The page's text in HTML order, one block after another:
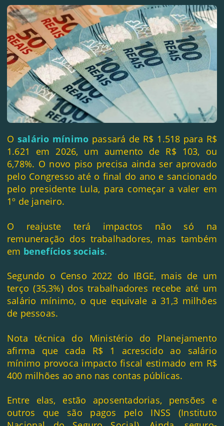
O salário mínimo passará de R$ 1.518 para R$
1.621 em 2026, um aumento de R$ 103, ou
6,78%. O novo piso precisa ainda ser aprovado
pelo Congresso até o final do ano e sancionado
pelo presidente Lula, para começar a valer em
1º de janeiro.
O reajuste terá impactos não só na
remuneração dos trabalhadores, mas também
em benefícios sociais.
Segundo o Censo 2022 do IBGE, mais de um
terço (35,3%) dos trabalhadores recebe até um
salário mínimo, o que equivale a 31,3 milhões
de pessoas.
Nota técnica do Ministério do Planejamento
afirma que cada R$ 1 acrescido ao salário
mínimo provoca impacto fiscal estimado em R$
400 milhões ao ano nas contas públicas.
Entre elas, estão aposentadorias, pensões e
outros que são pagos pelo INSS (Instituto